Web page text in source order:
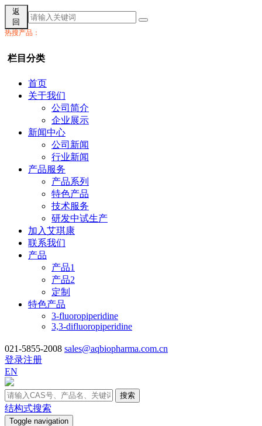
返
回
热搜产品：
栏目分类
首页
关于我们
公司简介
企业展示
新闻中心
公司新闻
行业新闻
产品服务
产品系列
特色产品
技术服务
研发中试生产
加入艾琪康
联系我们
产品
产品1
产品2
定制
特色产品
3-fluoropiperidine
3,3-difluoropiperidine
021-5855-2008 sales@aqbiopharma.com.cn
登录注册
EN
搜索
结构式搜索
Toggle navigation